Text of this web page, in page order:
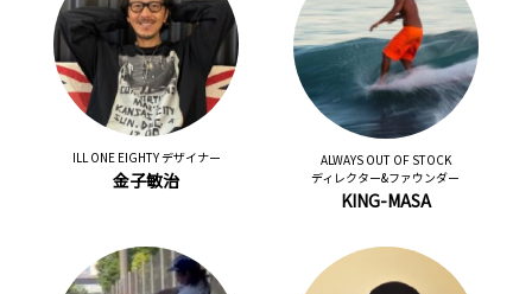
ILL ONE EIGHTY デザイナー
金子敏治
ALWAYS OUT OF STOCK
ディレクター&ファウンダー
KING-MASA